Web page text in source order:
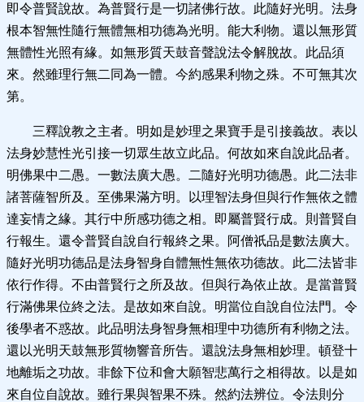
即令普賢說故。為普賢行是一切諸佛行故。此隨好光明。法身
根本智無性隨行無體無相功德為光明。能大利物。還以無形質
無體性光照有緣。如無形質天鼓音聲說法令解脫故。此品須
來。然雖理行無二同為一體。今約感果利物之殊。不可無其次
第。
三釋說教之主者。明如是妙理之果寶手是引接義故。表以
法身妙慧性光引接一切眾生故立此品。何故如來自說此品者。
明佛果中二愚。一數法廣大愚。二隨好光明功德愚。此二法非
諸菩薩智所及。至佛果滿方明。以理智法身但與行作無依之體
達妄情之緣。其行中所感功德之相。即屬普賢行成。則普賢自
行報生。還令普賢自說自行報終之果。阿僧祇品是數法廣大。
隨好光明功德品是法身智身自體無性無依功德故。此二法皆非
依行作得。不由普賢行之所及故。但與行為依止故。是當普賢
行滿佛果位終之法。是故如來自說。明當位自說自位法門。令
後學者不惑故。此品明法身智身無相理中功德所有利物之法。
還以光明天鼓無形質物響音所告。還說法身無相妙理。頓登十
地離垢之功故。非餘下位和會大願智悲萬行之相得故。以是如
來自位自說故。雖行果與智果不殊。然約法辨位。令法則分